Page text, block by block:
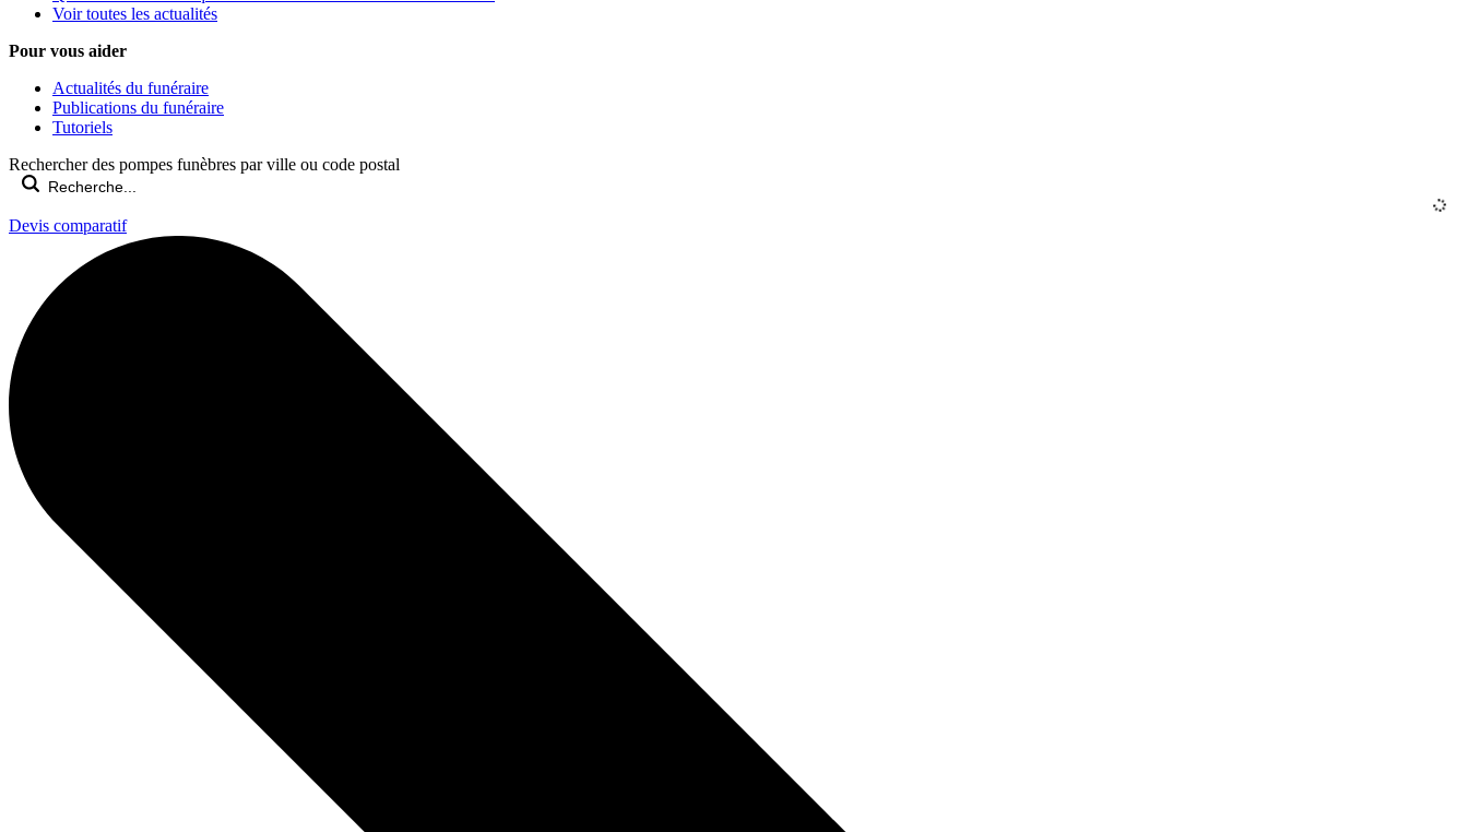
Voir toutes les actualités
Pour vous aider
Actualités du funéraire
Publications du funéraire
Tutoriels
Rechercher des pompes funèbres par ville ou code postal
Devis comparatif